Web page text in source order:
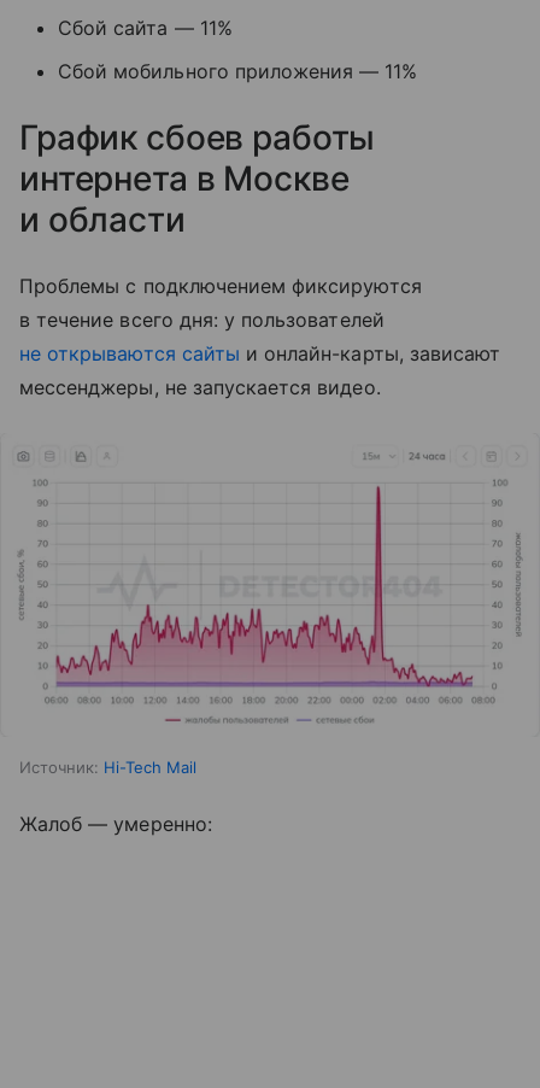
Сбой сайта — 11%
Сбой мобильного приложения — 11%
График сбоев работы
интернета в Москве
и области
Проблемы с подключением фиксируются
в течение всего дня: у пользователей
не открываются сайты и онлайн-карты, зависают
мессенджеры, не запускается видео.
Источник: Hi-Tech Mail
Жалоб — умеренно: